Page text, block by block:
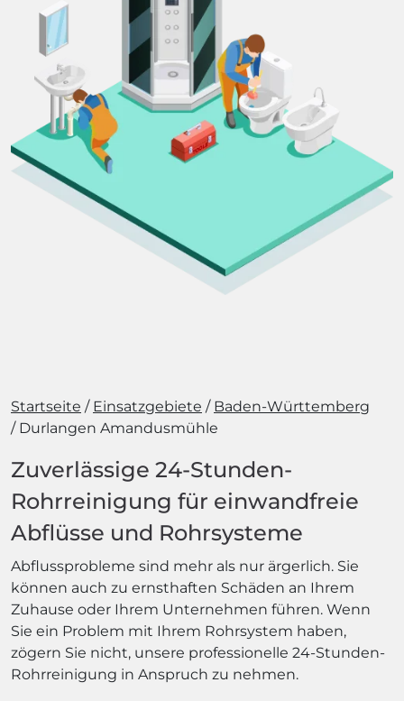
Startseite Einsatzgebiete
Baden-Württemberg
Durlangen Amandusmühle
Zuverlässige 24-Stunden-
Rohrreinigung für einwandfreie
Abflüsse und Rohrsysteme
Abflussprobleme sind mehr als nur ärgerlich. Sie
können auch zu ernsthaften Schäden an Ihrem
Zuhause oder Ihrem Unternehmen führen. Wenn
Sie ein Problem mit Ihrem Rohrsystem haben,
zögern Sie nicht, unsere professionelle 24-Stunden-
Rohrreinigung in Anspruch zu nehmen.